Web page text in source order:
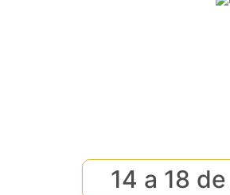
14 a 18